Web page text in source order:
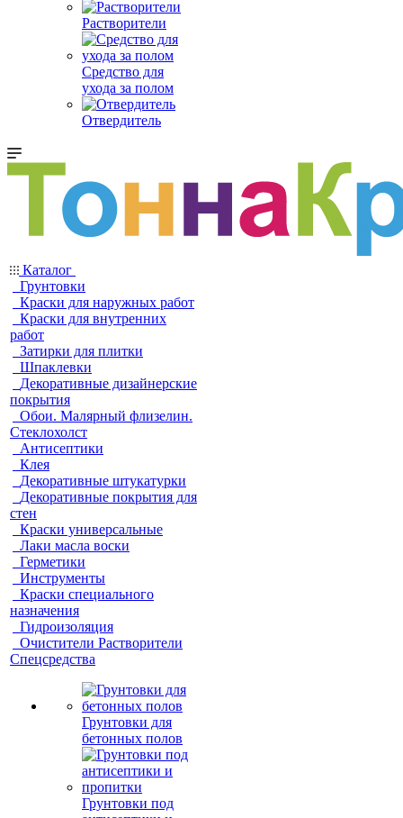
Растворители
Средство для
ухода за полом
Отвердитель
Каталог
Грунтовки
Краски для наружных работ
Краски для внутренних
работ
Затирки для плитки
Шпаклевки
Декоративные дизайнерские
покрытия
Обои. Малярный флизелин.
Стеклохолст
Антисептики
Клея
Декоративные штукатурки
Декоративные покрытия для
стен
Краски универсальные
Лаки масла воски
Герметики
Инструменты
Краски специального
назначения
Гидроизоляция
Очистители Растворители
Спецсредства
Грунтовки для
бетонных полов
Грунтовки под